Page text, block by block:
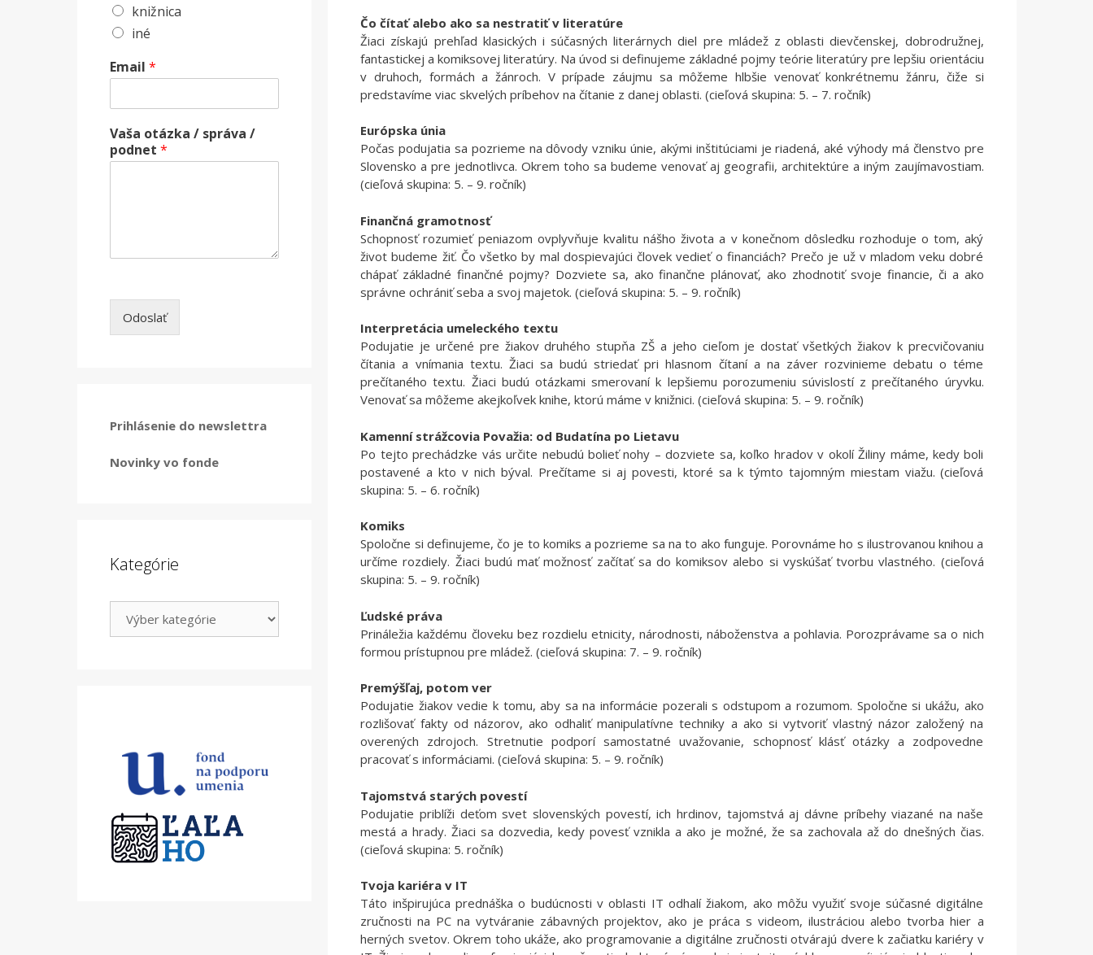
Čo čítať alebo ako sa nestratiť v literatúre
Žiaci získajú prehľad klasických i súčasných literárnych diel pre mládež z oblasti dievčenskej, dobrodružnej,
fantastickej a komiksovej literatúry. Na úvod si definujeme základné pojmy teórie literatúry pre lepšiu orientáciu
v druhoch, formách a žánroch. V prípade záujmu sa môžeme hlbšie venovať konkrétnemu žánru, čiže si
predstavíme viac skvelých príbehov na čítanie z danej oblasti. (cieľová skupina: 5. – 7. ročník)
Európska únia
Počas podujatia sa pozrieme na dôvody vzniku únie, akými inštitúciami je riadená, aké výhody má členstvo pre
Slovensko a pre jednotlivca. Okrem toho sa budeme venovať aj geografii, architektúre a iným zaujímavostiam.
(cieľová skupina: 5. – 9. ročník)
Finančná gramotnosť
Schopnosť rozumieť peniazom ovplyvňuje kvalitu nášho života a v konečnom dôsledku rozhoduje o tom, aký
život budeme žiť. Čo všetko by mal dospievajúci človek vedieť o financiách? Prečo je už v mladom veku dobré
chápať základné finančné pojmy? Dozviete sa, ako finančne plánovať, ako zhodnotiť svoje financie, či a ako
správne ochrániť seba a svoj majetok. (cieľová skupina: 5. – 9. ročník)
Interpretácia umeleckého textu
Podujatie je určené pre žiakov druhého stupňa ZŠ a jeho cieľom je dostať všetkých žiakov k precvičovaniu
čítania a vnímania textu. Žiaci sa budú striedať pri hlasnom čítaní a na záver rozvinieme debatu o téme
prečítaného textu. Žiaci budú otázkami smerovaní k lepšiemu porozumeniu súvislostí z prečítaného úryvku.
Venovať sa môžeme akejkoľvek knihe, ktorú máme v knižnici. (cieľová skupina: 5. – 9. ročník)
Kamenní strážcovia Považia: od Budatína po Lietavu
Po tejto prechádzke vás určite nebudú bolieť nohy – dozviete sa, koľko hradov v okolí Žiliny máme, kedy boli
postavené a kto v nich býval. Prečítame si aj povesti, ktoré sa k týmto tajomným miestam viažu. (cieľová
skupina: 5. – 6. ročník)
Komiks
Spoločne si definujeme, čo je to komiks a pozrieme sa na to ako funguje. Porovnáme ho s ilustrovanou knihou a
určíme rozdiely. Žiaci budú mať možnosť začítať sa do komiksov alebo si vyskúšať tvorbu vlastného. (cieľová
skupina: 5. – 9. ročník)
Ľudské práva
Prináležia každému človeku bez rozdielu etnicity, národnosti, náboženstva a pohlavia. Porozprávame sa o nich
formou prístupnou pre mládež. (cieľová skupina: 7. – 9. ročník)
Premýšľaj, potom ver
Podujatie žiakov vedie k tomu, aby sa na informácie pozerali s odstupom a rozumom. Spoločne si ukážu, ako
rozlišovať fakty od názorov, ako odhaliť manipulatívne techniky a ako si vytvoriť vlastný názor založený na
overených zdrojoch. Stretnutie podporí samostatné uvažovanie, schopnosť klásť otázky a zodpovedne
pracovať s informáciami. (cieľová skupina: 5. – 9. ročník)
Tajomstvá starých povestí
Podujatie priblíži deťom svet slovenských povestí, ich hrdinov, tajomstvá aj dávne príbehy viazané na naše
mestá a hrady. Žiaci sa dozvedia, kedy povesť vznikla a ako je možné, že sa zachovala až do dnešných čias.
(cieľová skupina: 5. ročník)
Tvoja kariéra v IT
Táto inšpirujúca prednáška o budúcnosti v oblasti IT odhalí žiakom, ako môžu využiť svoje súčasné digitálne
zručnosti na PC na vytváranie zábavných projektov, ako je práca s videom, ilustráciou alebo tvorba hier a
herných svetov. Okrem toho ukáže, ako programovanie a digitálne zručnosti otvárajú dvere k začiatku kariéry v
knižnica
iné
Email *
Vaša otázka / správa /
podnet *
Odoslať
Prihlásenie do newslettra
Novinky vo fonde
Kategórie